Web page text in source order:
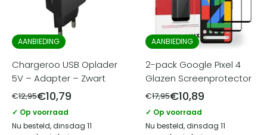
AANBIEDING
Chargeroo USB Oplader
5V – Adapter – Zwart
€12,95€10,79
✓ Op voorraad
Nu besteld, dinsdag 11
AANBIEDING
2-pack Google Pixel 4
Glazen Screenprotector
€17,95€10,89
✓ Op voorraad
Nu besteld, dinsdag 11